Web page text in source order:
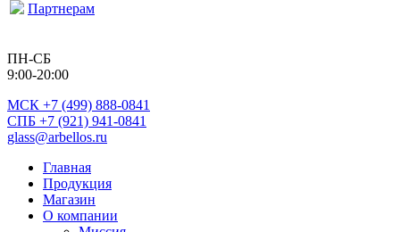
Партнерам
ПН-СБ
9:00-20:00
МСК +7 (499) 888-0841
СПБ +7 (921) 941-0841
glass@arbellos.ru
Главная
Продукция
Магазин
О компании